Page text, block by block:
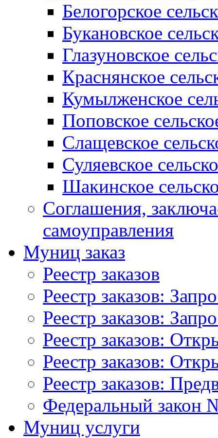
Белогорское
Букановское
Глазуновское
Краснянское
Кумылженское
Поповское
Слащевское
Суляевское
Шакинское
Соглашения,
самоуправления
Муниц заказ
Реестр заказов
Реестр заказов:
Реестр заказов:
Реестр заказов:
Реестр заказов:
Реестр заказов:
Федеральный закон
Муниц услуги